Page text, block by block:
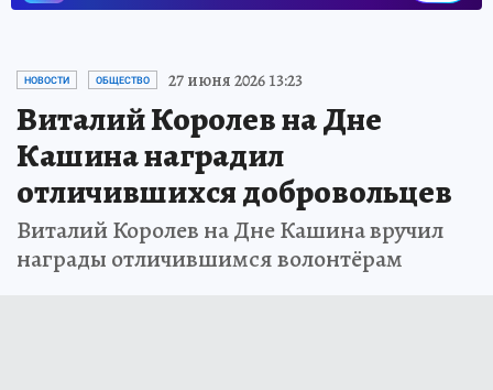
НОВОСТИ ОБЩЕСТВО 27 июня 2026 13:23
Виталий Королев на Дне
Кашина наградил
отличившихся добровольцев
Виталий Королев на Дне Кашина вручил
награды отличившимся волонтёрам